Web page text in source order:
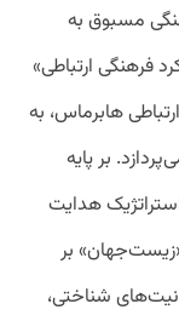
مسبوق به
فرهنگی ارتباطی»
هابرماس، به
بر پایه
هدایت
بر
شناختی،